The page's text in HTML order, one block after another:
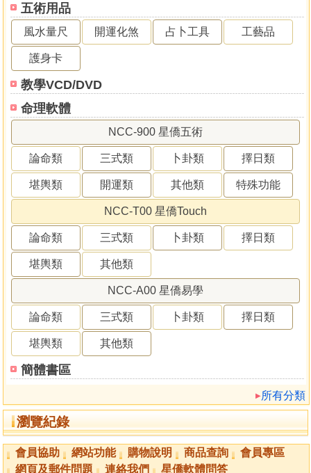
五術用品
風水量尺 開運化煞 占卜工具 工藝品
護身卡
教學VCD/DVD
命理軟體
NCC-900 星僑五術
論命類 三式類 卜卦類 擇日類
堪輿類 開運類 其他類 特殊功能
NCC-T00 星僑Touch
論命類 三式類 卜卦類 擇日類
堪輿類 其他類
NCC-A00 星僑易學
論命類 三式類 卜卦類 擇日類
堪輿類 其他類
簡體書區
所有分類
瀏覽紀錄
會員協助 網站功能 購物說明 商品查詢
會員專區
網頁及郵件問題
連絡我們 星僑軟體問答